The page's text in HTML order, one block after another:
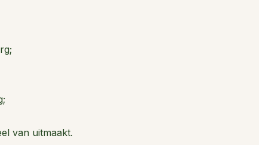
van uitmaakt.